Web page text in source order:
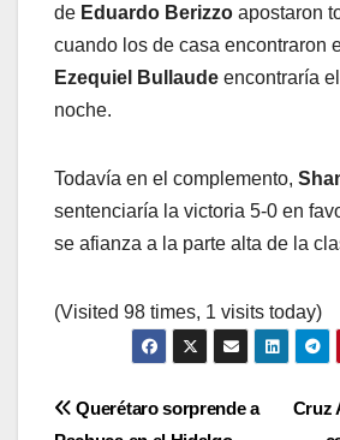
de Eduardo Berizzo apostaron
cuando los de casa encontraron
Ezequiel Bullaude encontraría
noche.
Todavía en el complemento,
sentenciaría la victoria 5-0 en
se afianza a la parte alta de la
(Visited 98 times, 1 visits today)
Navegación
Cruz
Querétaro sorprende a